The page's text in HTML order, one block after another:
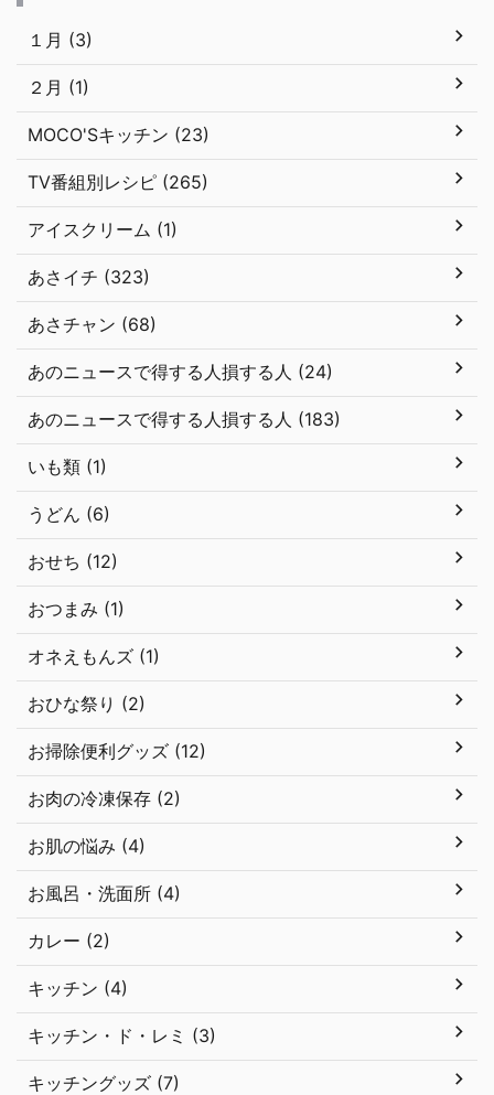
１月 (3)
２月 (1)
MOCO'Sキッチン (23)
TV番組別レシピ (265)
アイスクリーム (1)
あさイチ (323)
あさチャン (68)
あのニュースで得する人損する人 (24)
あのニュースで得する人損する人 (183)
いも類 (1)
うどん (6)
おせち (12)
おつまみ (1)
オネえもんズ (1)
おひな祭り (2)
お掃除便利グッズ (12)
お肉の冷凍保存 (2)
お肌の悩み (4)
お風呂・洗面所 (4)
カレー (2)
キッチン (4)
キッチン・ド・レミ (3)
キッチングッズ (7)